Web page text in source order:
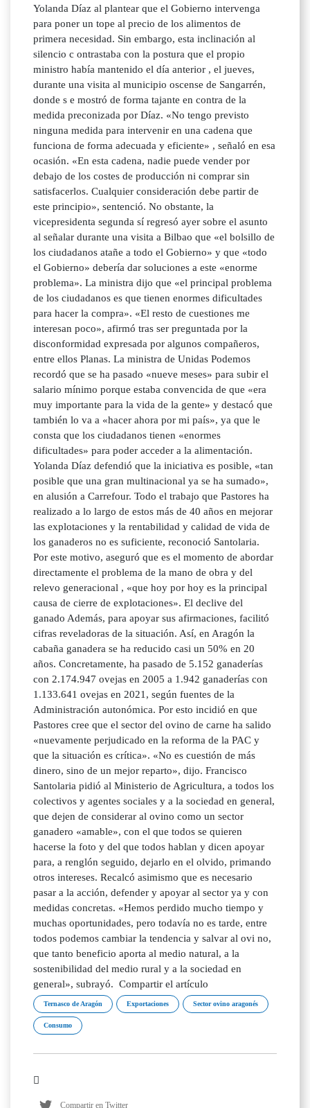
Yolanda Díaz al plantear que el Gobierno intervenga
para poner un tope al precio de los alimentos de
primera necesidad. Sin embargo, esta inclinación al
silencio c ontrastaba con la postura que el propio
ministro había mantenido el día anterior , el jueves,
durante una visita al municipio oscense de Sangarrén,
donde s e mostró de forma tajante en contra de la
medida preconizada por Díaz. «No tengo previsto
ninguna medida para intervenir en una cadena que
funciona de forma adecuada y eficiente» , señaló en esa
ocasión. «En esta cadena, nadie puede vender por
debajo de los costes de producción ni comprar sin
satisfacerlos. Cualquier consideración debe partir de
este principio», sentenció. No obstante, la
vicepresidenta segunda sí regresó ayer sobre el asunto
al señalar durante una visita a Bilbao que «el bolsillo de
los ciudadanos atañe a todo el Gobierno» y que «todo
el Gobierno» debería dar soluciones a este «enorme
problema». La ministra dijo que «el principal problema
de los ciudadanos es que tienen enormes dificultades
para hacer la compra». «El resto de cuestiones me
interesan poco», afirmó tras ser preguntada por la
disconformidad expresada por algunos compañeros,
entre ellos Planas. La ministra de Unidas Podemos
recordó que se ha pasado «nueve meses» para subir el
salario mínimo porque estaba convencida de que «era
muy importante para la vida de la gente» y destacó que
también lo va a «hacer ahora por mi país», ya que le
consta que los ciudadanos tienen «enormes
dificultades» para poder acceder a la alimentación.
Yolanda Díaz defendió que la iniciativa es posible, «tan
posible que una gran multinacional ya se ha sumado»,
en alusión a Carrefour. Todo el trabajo que Pastores ha
realizado a lo largo de estos más de 40 años en mejorar
las explotaciones y la rentabilidad y calidad de vida de
los ganaderos no es suficiente, reconoció Santolaria.
Por este motivo, aseguró que es el momento de abordar
directamente el problema de la mano de obra y del
relevo generacional , «que hoy por hoy es la principal
causa de cierre de explotaciones». El declive del
ganado Además, para apoyar sus afirmaciones, facilitó
cifras reveladoras de la situación. Así, en Aragón la
cabaña ganadera se ha reducido casi un 50% en 20
años. Concretamente, ha pasado de 5.152 ganaderías
con 2.174.947 ovejas en 2005 a 1.942 ganaderías con
1.133.641 ovejas en 2021, según fuentes de la
Administración autonómica. Por esto incidió en que
Pastores cree que el sector del ovino de carne ha salido
«nuevamente perjudicado en la reforma de la PAC y
que la situación es crítica». «No es cuestión de más
dinero, sino de un mejor reparto», dijo. Francisco
Santolaria pidió al Ministerio de Agricultura, a todos los
colectivos y agentes sociales y a la sociedad en general,
que dejen de considerar al ovino como un sector
ganadero «amable», con el que todos se quieren
hacerse la foto y del que todos hablan y dicen apoyar
para, a renglón seguido, dejarlo en el olvido, primando
otros intereses. Recalcó asimismo que es necesario
pasar a la acción, defender y apoyar al sector ya y con
medidas concretas. «Hemos perdido mucho tiempo y
muchas oportunidades, pero todavía no es tarde, entre
todos podemos cambiar la tendencia y salvar al ovi no,
que tanto beneficio aporta al medio natural, a la
sostenibilidad del medio rural y a la sociedad en
general», subrayó. Compartir el artículo
Ternasco de Aragón Exportaciones Sector ovino aragonés
Consumo
Compartir en Twitter